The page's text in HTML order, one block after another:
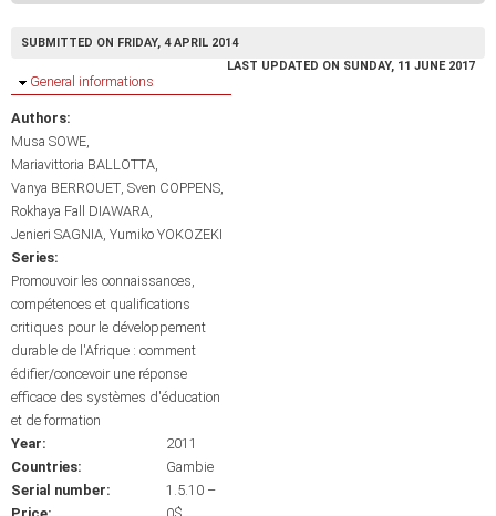
SUBMITTED ON FRIDAY, 4 APRIL 2014
LAST UPDATED ON SUNDAY, 11 JUNE 2017
Hide
General informations
Authors:
Musa SOWE
Mariavittoria BALLOTTA
Vanya BERROUET Sven COPPENS
Rokhaya Fall DIAWARA
Jenieri SAGNIA Yumiko YOKOZEKI
Series:
Promouvoir les connaissances,
compétences et qualifications
critiques pour le développement
durable de l'Afrique : comment
édifier/concevoir une réponse
efficace des systèmes d'éducation
et de formation
Year:
2011
Countries:
Gambie
Serial number:
1.5.10 –